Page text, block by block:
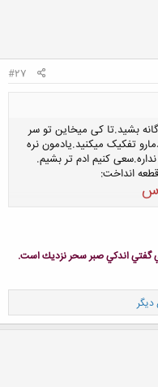
#27
بشید.تا کی میخاین تو سر
تفکیک میکنید.یادمون نره
کنیم ادم تر بشیم.
انداخت:
گفتي اندكي صبر سحر نزديك است.